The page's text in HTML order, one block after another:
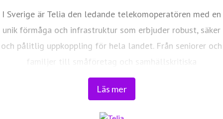
Läs mer
I Sverige är Telia den ledande telekomoperatören med en
unik förmåga och infrastruktur som erbjuder robust, säker
och pålitlig uppkoppling för hela landet. Från seniorer och
familjer till småföretag och samhällskritiska
verksamheter. Vi möjliggör digitaliseringens kraft i
vardagen och är en del av Sveriges totalförsvar. Med